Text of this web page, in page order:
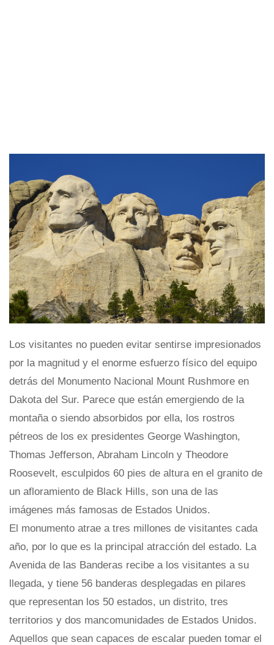
Los visitantes no pueden evitar sentirse impresionados
por la magnitud y el enorme esfuerzo físico del equipo
detrás del Monumento Nacional Mount Rushmore en
Dakota del Sur. Parece que están emergiendo de la
montaña o siendo absorbidos por ella, los rostros
pétreos de los ex presidentes George Washington,
Thomas Jefferson, Abraham Lincoln y Theodore
Roosevelt, esculpidos 60 pies de altura en el granito de
un afloramiento de Black Hills, son una de las
imágenes más famosas de Estados Unidos.
El monumento atrae a tres millones de visitantes cada
año, por lo que es la principal atracción del estado. La
Avenida de las Banderas recibe a los visitantes a su
llegada, y tiene 56 banderas desplegadas en pilares
que representan los 50 estados, un distrito, tres
territorios y dos mancomunidades de Estados Unidos.
Aquellos que sean capaces de escalar pueden tomar el